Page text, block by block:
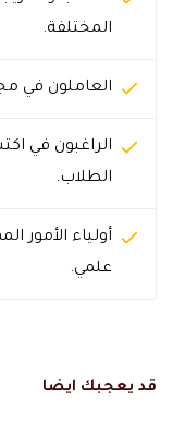
المختلفة.
العاملون في
الراغبون في
الطلاب.
أولياء الأمور
علمي.
قد يعجبك ايضا